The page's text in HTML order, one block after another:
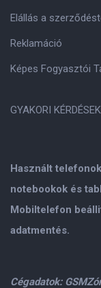
Használt
notebookok és
Mobiltelefon
adatmentés.
Cégadatok:
Elállás a
Reklamáció
Képes Fogyasztói
GYAKORI KÉRDÉSEK